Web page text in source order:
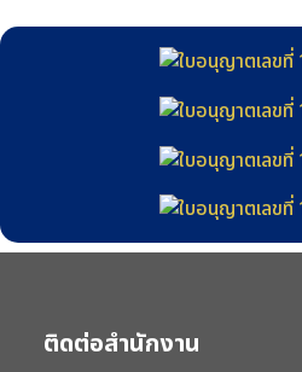
ติดต่อสำนักงาน